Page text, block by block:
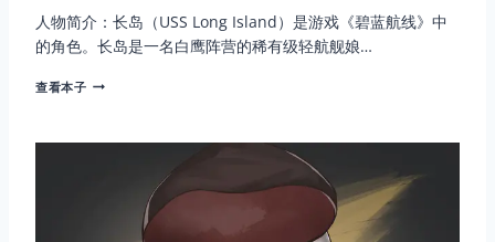
人物简介：长岛（USS Long Island）是游戏《碧蓝航线》中
的角色。长岛是一名白鹰阵营的稀有级轻航舰娘…
查看本子长